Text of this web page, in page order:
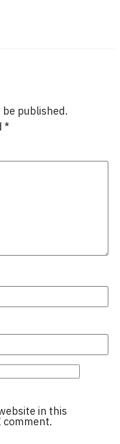
published.
*
in this